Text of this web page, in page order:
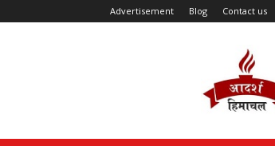
Advertisement Blog Contact us